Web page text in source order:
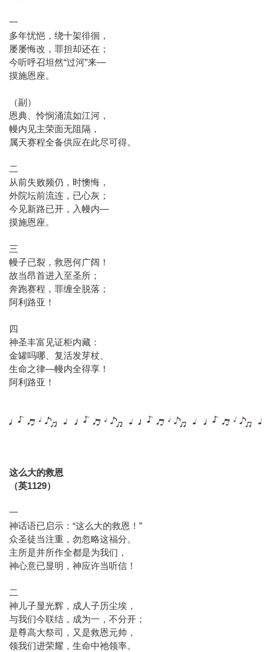
一
多年忧悒，绕十架徘徊，
屡屡悔改，罪担却还在；
今听呼召坦然“过河”来—
摸施恩座。
（副）
恩典、怜悯涌流如江河，
幔内见主荣面无阻隔，
属天赛程全备供应在此尽可得。
二
从前失败频仍，时懊悔，
外院坛前流连，已心灰；
今见新路已开，入幔内—
摸施恩座。
三
幔子已裂，救恩何广阔！
故当昂首进入至圣所；
奔跑赛程，罪缠全脱落；
阿利路亚！
四
神圣丰富见证柜内藏：
金罐吗哪、复活发芽杖、
生命之律—幔内全得享！
阿利路亚！
这么大的救恩
（英1129）
一
神话语已启示：“这么大的救恩！”
众圣徒当注重，勿忽略这福分。
主所是并所作全都是为我们，
神心意已显明，神应许当听信！
二
神儿子显光辉，成人子历尘埃，
与我们今联结，成为一，不分开；
是尊高大祭司，又是救恩元帅，
领我们进荣耀，生命中祂领率。